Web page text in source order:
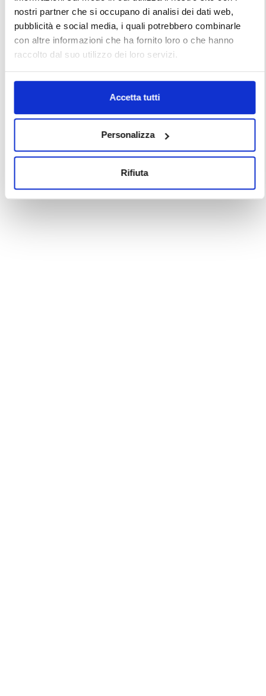
nostri partner che si occupano di analisi dei dati web,
pubblicità e social media, i quali potrebbero combinarle
con altre informazioni che ha fornito loro o che hanno
raccolto dal suo utilizzo dei loro servizi.
Accetta tutti
Personalizza
Rifiuta